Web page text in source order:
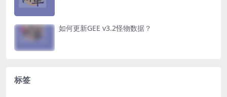
如何更新GEE v3.2怪物数据？
标签